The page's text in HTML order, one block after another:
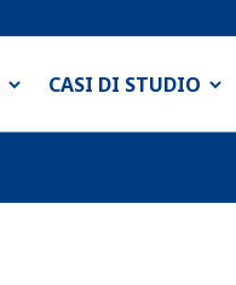
CASI DI STUDIO